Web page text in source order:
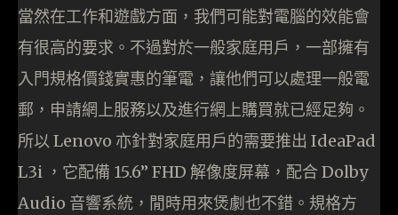
當然在工作和遊戲方面，我們可能對電腦的效能會
有很高的要求。不過對於一般家庭用戶，一部擁有
入門規格價錢實惠的筆電，讓他們可以處理一般電
郵，申請網上服務以及進行網上購買就已經足夠。
所以 Lenovo 亦針對家庭用戶的需要推出 IdeaPad
L3i ，它配備 15.6” FHD 解像度屏幕，配合 Dolby
Audio 音響系統，閒時用來煲劇也不錯。規格方